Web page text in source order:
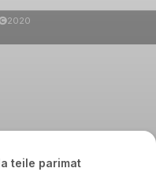
2020
teile parimat